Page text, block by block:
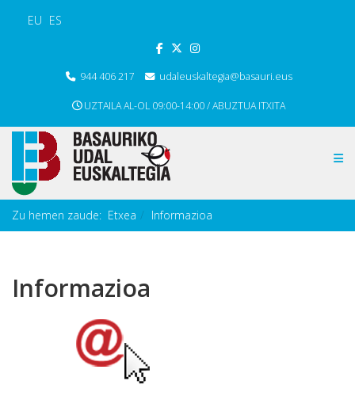
EU ES
944 406 217 udaleuskaltegia@basauri.eus
UZTAILA AL-OL 09:00-14:00 / ABUZTUA ITXITA
Zu hemen zaude: Etxea Informazioa
Informazioa